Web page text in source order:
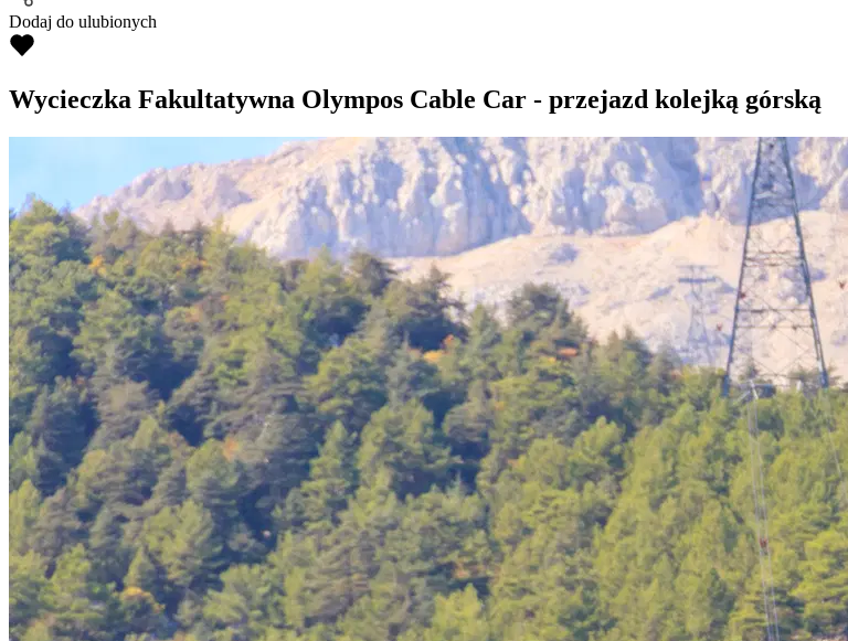
Dodaj do ulubionych
Wycieczka Fakultatywna Olympos Cable Car - przejazd kolejką górską